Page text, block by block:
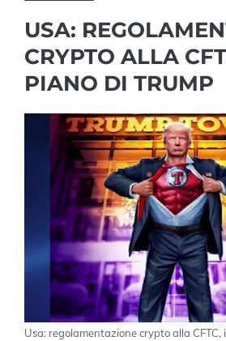
USA:
CRYPTO ALLA
PIANO DI TRUMP
Usa: regolamentazione crypto alla CFTC,